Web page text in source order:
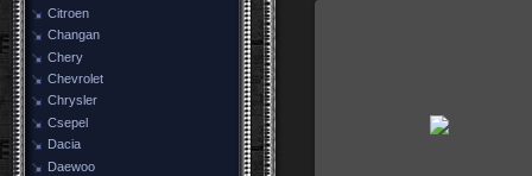
Citroen
Changan
Chery
Chevrolet
Chrysler
Csepel
Dacia
Daewoo